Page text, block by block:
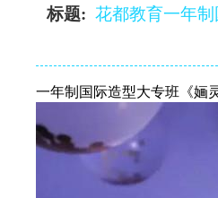
标题: 花都教育一年
一年制国际造型大专班《婳